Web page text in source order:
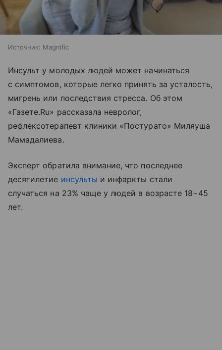
Источник: Magnific
Инсульт у молодых людей может начинаться
с симптомов, которые легко принять за усталость,
мигрень или последствия стресса. Об этом
«Газете.Ru» рассказала невролог,
рефлексотерапевт клиники «Постурато» Миляуша
Мамадалиева.
Эксперт обратила внимание, что последнее
десятилетие инсульты и инфаркты стали
случаться на 23% чаще у людей в возрасте 18−45
лет.